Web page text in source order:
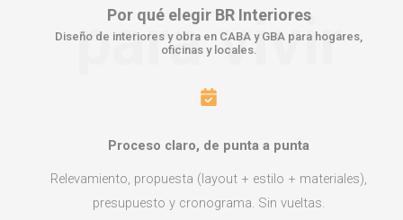
para vivir
Por qué elegir BR Interiores
Diseño de interiores y obra en CABA y GBA para hogares,
oficinas y locales.
Proceso claro, de punta a punta
Relevamiento, propuesta (layout + estilo + materiales),
presupuesto y cronograma. Sin vueltas.